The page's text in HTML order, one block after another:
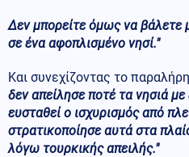
Δεν μπορείτε όμως να βάλετε
σε ένα αφοπλισμένο νησί."
Και συνεχίζοντας το
δεν απείλησε ποτέ τα νησιά
ευσταθεί ο ισχυρισμός από
στρατικοποίησε αυτά στα
λόγω τουρκικής απειλής."